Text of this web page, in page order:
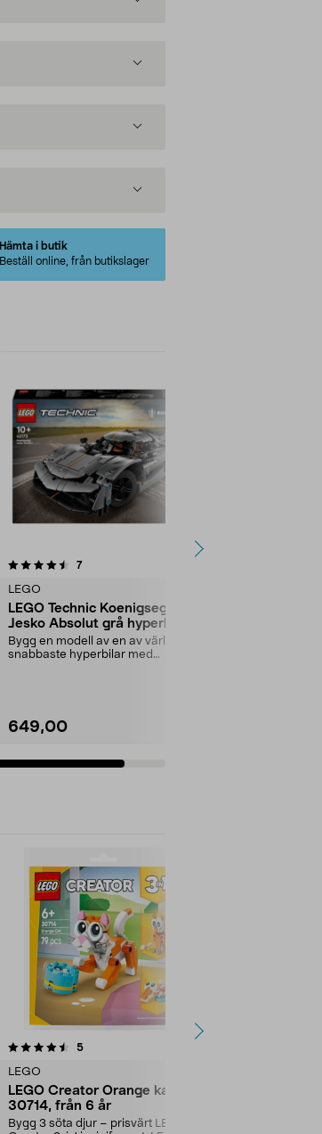
Hämta i butik
Beställ online, från butikslager
7recensioner
LEGO
LEGO Technic Koenigsegg
Jesko Absolut grå hyperbil
42173, från 10 år
Bygg en modell av en av världens
snabbaste hyperbilar med
649,00
5recensioner
LEGO
LEGO Creator Orange katt
30714, från 6 år
Bygg 3 söta djur – prisvärt LEGO
4.5 av 5 stjärnor